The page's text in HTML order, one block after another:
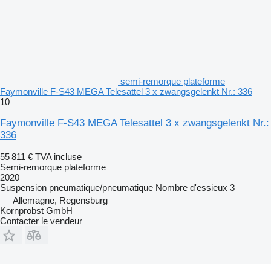
semi-remorque plateforme
Faymonville F-S43 MEGA Telesattel 3 x zwangsgelenkt Nr.: 336
10
Faymonville F-S43 MEGA Telesattel 3 x zwangsgelenkt Nr.:
336
55 811 € TVA incluse
Semi-remorque plateforme
2020
Suspension pneumatique/pneumatique Nombre d'essieux 3
Allemagne, Regensburg
Kornprobst GmbH
Contacter le vendeur